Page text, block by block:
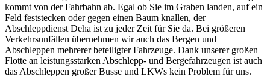
kommt von der Fahrbahn ab. Egal ob Sie im Graben landen, auf ein
Feld feststecken oder gegen einen Baum knallen, der
Abschleppdienst Deha ist zu jeder Zeit für Sie da. Bei größeren
Verkehrsunfällen übernehmen wir auch das Bergen und
Abschleppen mehrerer beteiligter Fahrzeuge. Dank unserer großen
Flotte an leistungsstarken Abschlepp- und Bergefahrzeugen ist auch
das Abschleppen großer Busse und LKWs kein Problem für uns.